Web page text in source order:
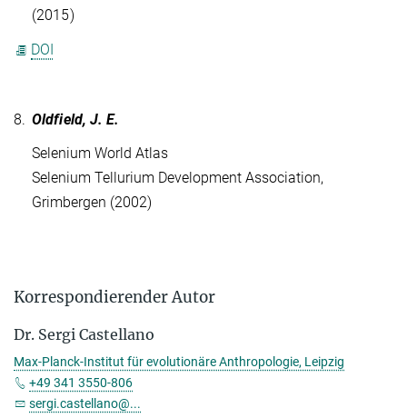
(2015)
DOI
8. Oldfield, J. E.
Selenium World Atlas
Selenium Tellurium Development Association,
Grimbergen (2002)
Korrespondierender Autor
Dr. Sergi Castellano
Max-Planck-Institut für evolutionäre Anthropologie, Leipzig
+49 341 3550-806
sergi.castellano@...